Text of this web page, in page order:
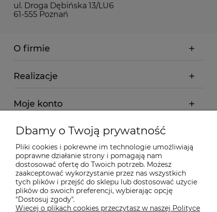
ul. Droga Dębińska 13/LU6
61-555 Poznań
O firmie
Realizacje
Moje konto
Regulamin
Dostawa - realizacja
Gwarancja i zwroty
Dbamy o Twoją prywatność
Pliki cookies i pokrewne im technologie umożliwiają
poprawne działanie strony i pomagają nam
dostosować ofertę do Twoich potrzeb. Możesz
zaakceptować wykorzystanie przez nas wszystkich
tych plików i przejść do sklepu lub dostosować użycie
plików do swoich preferencji, wybierając opcję
"Dostosuj zgody".
Więcej o plikach cookies przeczytasz w naszej Polityce